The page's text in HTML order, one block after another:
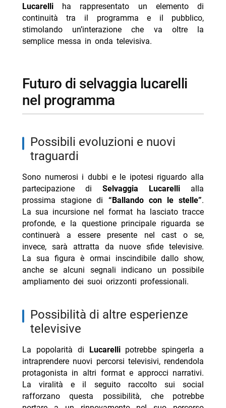
Lucarelliha rappresentato un elemento di
continuità tra il programma e il pubblico,
stimolando un’interazione che va oltre la
semplice messa in onda televisiva.
futuro di selvaggia lucarelli
nel programma
possibili evoluzioni e nuovi
traguardi
Sono numerosi i dubbi e le ipotesi riguardo alla
partecipazione di Selvaggia Lucarelli alla
prossima stagione di “Ballando con le stelle”.
La sua incursione nel format ha lasciato tracce
profonde, e la questione principale riguarda se
continuerà a essere presente nel cast o se,
invece, sarà attratta da nuove sfide televisive.
La sua figura è ormai inscindibile dallo show,
anche se alcuni segnali indicano un possibile
ampliamento dei suoi orizzonti professionali.
possibilità di altre esperienze
televisive
La popolarità di Lucarellipotrebbe spingerla a
intraprendere nuovi percorsi televisivi, rendendola
protagonista in altri format e approcci narrativi.
La viralità e il seguito raccolto sui social
rafforzano questa possibilità, che potrebbe